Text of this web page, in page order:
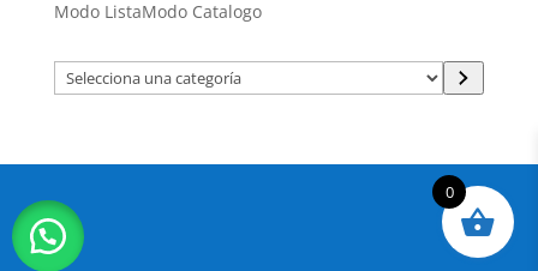
Modo ListaModo Catalogo
Selecciona
una
0